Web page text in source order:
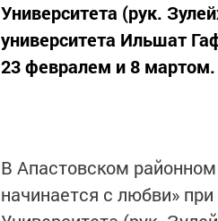
Университета (рук.
университета Ильшат
23 февралем и 8 мартом.
В Апастовском
начинается с любви»